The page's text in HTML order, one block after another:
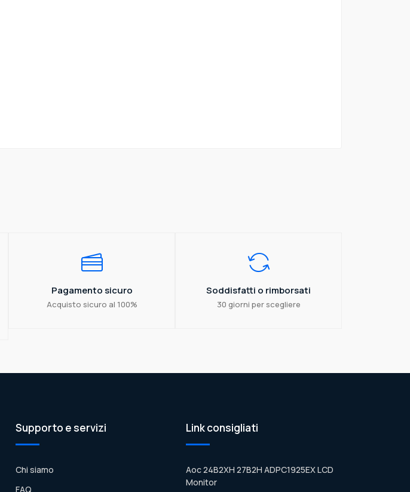
Pagamento sicuro
Acquisto sicuro al 100%
Soddisfatti o rimborsati
30 giorni per scegliere
Supporto e servizi
Chi siamo
FAQ
Link consigliati
Aoc 24B2XH 27B2H ADPC1925EX LCD
Monitor